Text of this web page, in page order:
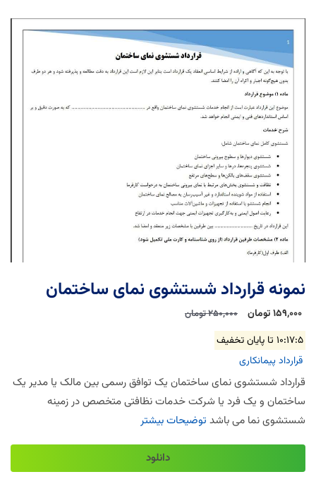
نمونه قرارداد شستشوی نمای ساختمان
159,000 تومان 250,000 تومان
10:17:4تا پایان تخفیف
قرارداد پیمانکاری
قرارداد شستشوی نمای ساختمان یک توافق رسمی بین مالک یا مدیر یک
ساختمان و یک فرد یا شرکت خدمات نظافتی متخصص در زمینه
شستشوی نما می باشد توضیحات بیشتر
دانلود